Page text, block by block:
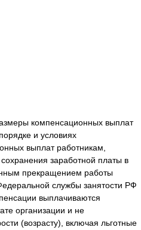
компенсационных выплат
и условиях
выплат работникам,
заработной платы в
прекращением работы
службы занятости РФ
выплачиваются
организации и не
(возрасту), включая льготные